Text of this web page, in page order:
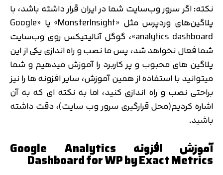
نکته: اگر سرور وب‌سایت شما در ایران قرار داشته باشد، با
پلاگین‌های وردپرس مثل «MonsterInsight» یا «Google
analytics dashboard»، گوگل آنالیتیکس روی وب‌سایت
شما فعال نخواهد شد، پس ما نصب و راه اندازی یکی از این
پلاگین های محبوب و پر کاربرد را آموزش میدهیم و شما
میتوانید با استفاده از همین آموزش، سایر افزونه ها را نیز
براحتی نصب و راه اندازی کنید، اما به نکته ای که به آن
اشاره کردیم(محل قرارگیری سرور وب سایت)، دقت داشته
باشید.
آموزش افزونه Google Analytics
Dashboard for WP by Exact Metrics